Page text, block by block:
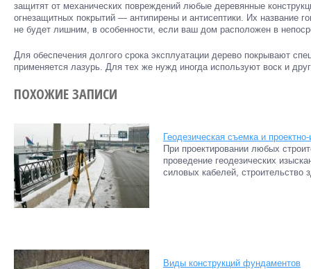
защитят от механических повреждений любые деревянные
огнезащитных покрытий — антипирены и антисептики. Их название
не будет лишним, в особенности, если ваш дом расположен в
Для обеспечения долгого срока эксплуатации дерево покрывают
применяется лазурь. Для тех же нужд иногда используют воск и
ПОХОЖИЕ ЗАПИСИ
Геодезическая съемка и
При проектировании любых
проведение геодезических
силовых кабелей, строительство
Виды конструкций фундаментов